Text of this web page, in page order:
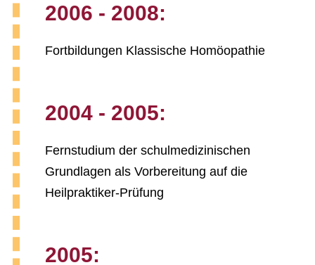
2006 - 2008:
Fortbildungen Klassische Homöopathie
2004 - 2005:
Fernstudium der schulmedizinischen
Grundlagen als Vorbereitung auf die
Heilpraktiker-Prüfung
2005: